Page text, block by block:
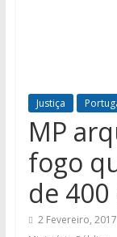
Justiça
MP
fogo
de
2 Fevereiro, 2017